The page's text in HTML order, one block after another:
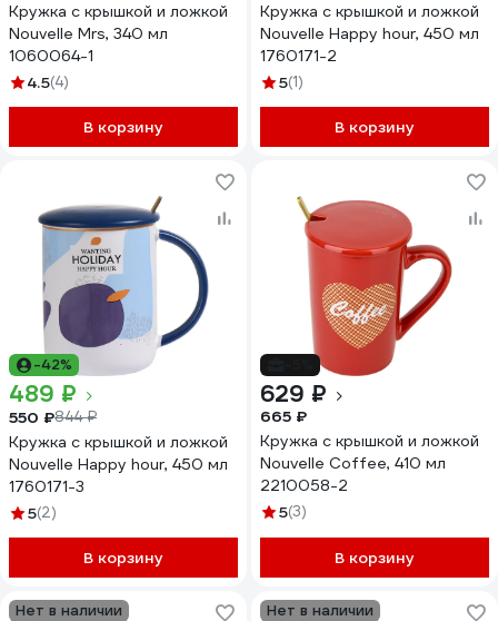
Кружка с крышкой и ложкой
Nouvelle Mrs, 340 мл
1060064-1
4.5(4)
В корзину
Кружка с крышкой и ложкой
Nouvelle Happy hour, 450 мл
1760171-2
5(1)
В корзину
-42%
489 ₽
550 ₽844 ₽
Кружка с крышкой и ложкой
Nouvelle Happy hour, 450 мл
1760171-3
5(2)
В корзину
629 ₽
665 ₽
Кружка с крышкой и ложкой
Nouvelle Coffee, 410 мл
2210058-2
5(3)
В корзину
Нет в наличии Нет в наличии